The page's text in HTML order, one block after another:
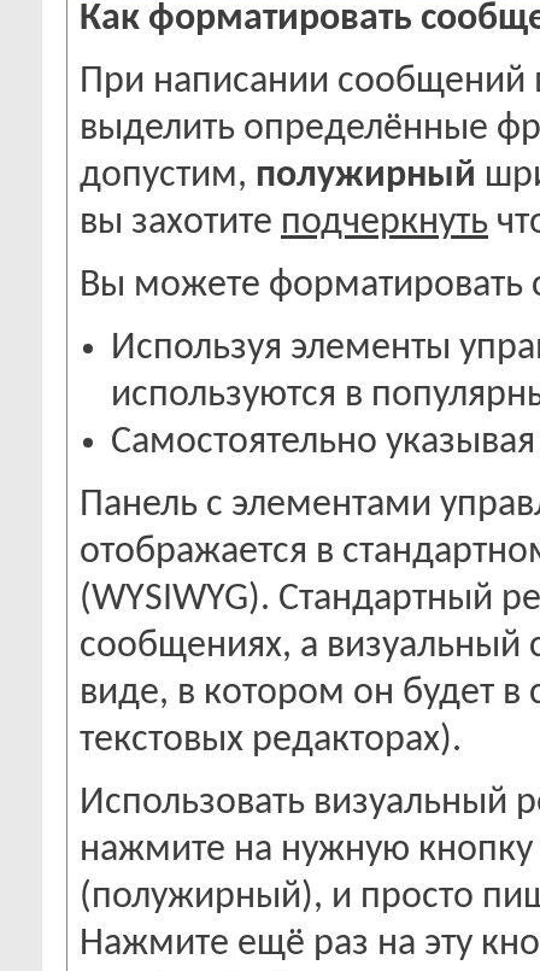
Как форматировать
При написании сообщений
выделить определённые
допустим, полужирный
вы захотите подчеркнуть
Вы можете
Используя элементы
используются в
Самостоятельно
Панель с элементами
отображается в
(WYSIWYG). Стандартный
сообщениях, а визуальный
виде, в котором он будет
текстовых редакторах).
Использовать визуальный
нажмите на нужную
(полужирный), и просто
Нажмите ещё раз на эту